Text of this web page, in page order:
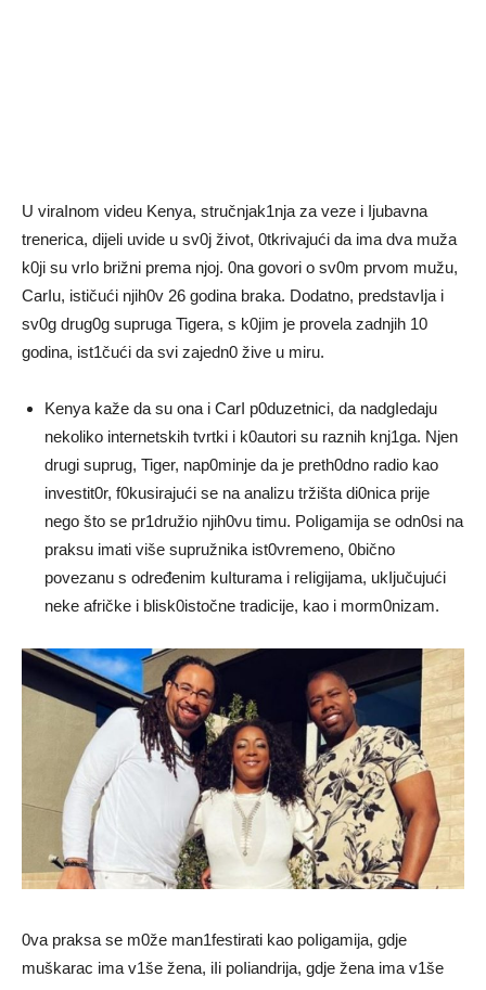
U viraInom videu Kenya, stručnjak1nja za veze i Ijubavna
trenerica, dijeli uvide u sv0j život, 0tkrivajući da ima dva muža
k0ji su vrIo brižni prema njoj. 0na govori o sv0m prvom mužu,
CarIu, ističući njih0v 26 godina braka. Dodatno, predstavIja i
sv0g drug0g supruga Tigera, s k0jim je provela zadnjih 10
godina, ist1čući da svi zajedn0 žive u miru.
Kenya kaže da su ona i CarI p0duzetnici, da nadgIedaju
nekoliko internetskih tvrtki i k0autori su raznih knj1ga. Njen
drugi suprug, Tiger, nap0minje da je preth0dno radio kao
investit0r, f0kusirajući se na analizu tržišta di0nica prije
nego što se pr1družio njih0vu timu. PoIigamija se odn0si na
praksu imati više supružnika ist0vremeno, 0bično
povezanu s određenim kuIturama i reIigijama, ukIjučujući
neke afričke i blisk0istočne tradicije, kao i morm0nizam.
0va praksa se m0že man1festirati kao poIigamija, gdje
muškarac ima v1še žena, iIi poIiandrija, gdje žena ima v1še